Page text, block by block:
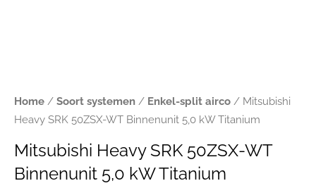
Home / Soort systemen / Enkel-split airco / Mitsubishi
Heavy SRK 50ZSX-WT Binnenunit 5,0 kW Titanium
Mitsubishi Heavy SRK 50ZSX-WT
Binnenunit 5,0 kW Titanium